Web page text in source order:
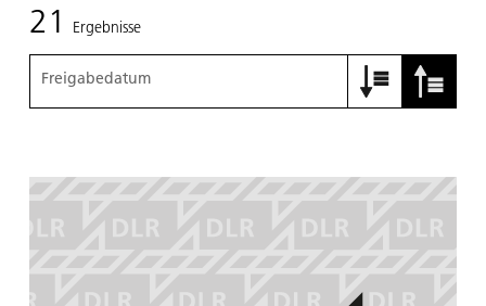
21 Ergebnisse
Freigabedatum